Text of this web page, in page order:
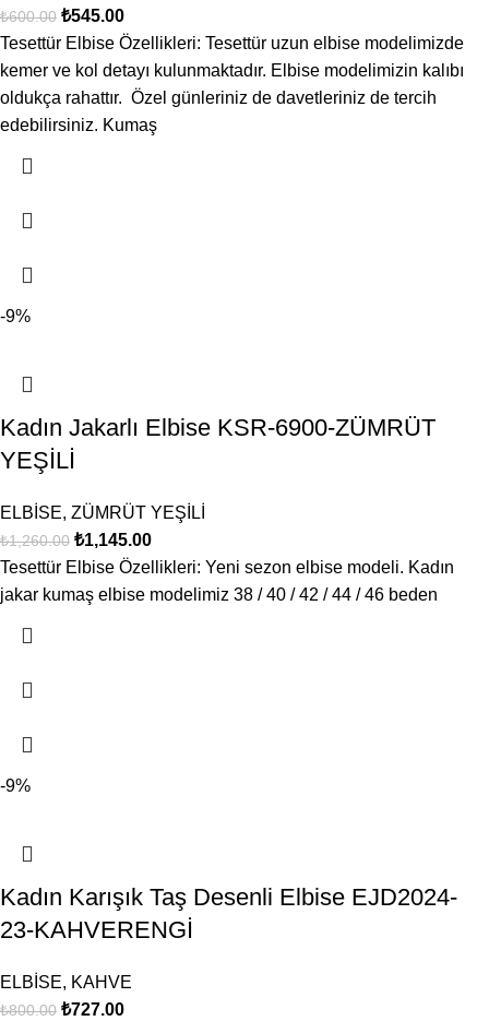
₺600.00 ₺545.00
Tesettür Elbise Özellikleri: Tesettür uzun elbise modelimizde
kemer ve kol detayı kulunmaktadır. Elbise modelimizin kalıbı
oldukça rahattır. Özel günleriniz de davetleriniz de tercih
edebilirsiniz. Kumaş
-9%
Kadın Jakarlı Elbise KSR-6900-ZÜMRÜT
YEŞİLİ
ELBİSE, ZÜMRÜT YEŞİLİ
₺1,260.00 ₺1,145.00
Tesettür Elbise Özellikleri: Yeni sezon elbise modeli. Kadın
jakar kumaş elbise modelimiz 38 / 40 / 42 / 44 / 46 beden
-9%
Kadın Karışık Taş Desenli Elbise EJD2024-
23-KAHVERENGİ
ELBİSE, KAHVE
₺800.00 ₺727.00